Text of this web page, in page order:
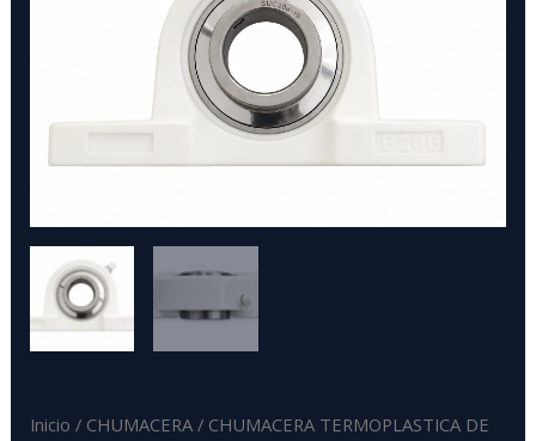
Inicio / CHUMACERA/ CHUMACERA TERMOPLASTICA DE
cantidad